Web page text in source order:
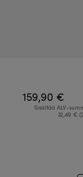
159,90 €
Sisältää ALV-
32,49 €